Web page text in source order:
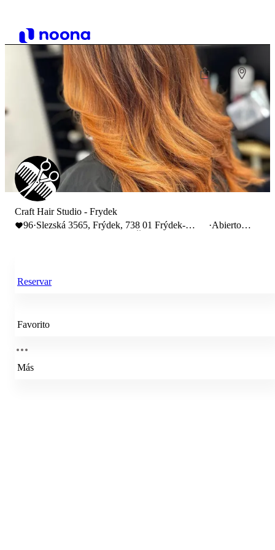
Craft Hair Studio - Frydek
96·Slezská 3565, Frýdek, 738 01 Frýdek-
·Abierto
Reservar
Favorito
Más